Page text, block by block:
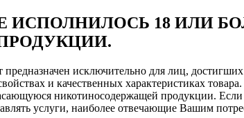
18 ИЛИ
предназначен исключительно для лиц,
и качественных характеристиках
никотиносодержащей продукции. Если
услуги, наиболее отвечающие Вашим